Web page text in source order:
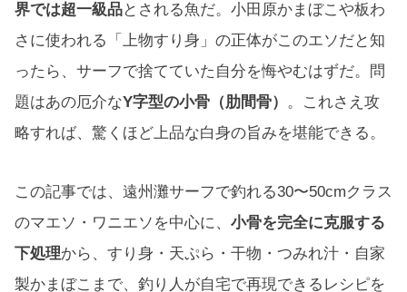
界では超一級品とされる魚だ。小田原かまぼこや板わ
さに使われる「上物すり身」の正体がこのエソだと知
ったら、サーフで捨てていた自分を悔やむはずだ。問
題はあの厄介なY字型の小骨（肋間骨） 。これさえ攻
略すれば、驚くほど上品な白身の旨みを堪能できる。
この記事では、遠州灘サーフで釣れる30〜50cmクラス
のマエソ・ワニエソを中心に、 小骨を完全に克服する
下処理から、すり身・天ぷら・干物・つみれ汁・自家
製かまぼこまで、釣り人が自宅で再現できるレシピを